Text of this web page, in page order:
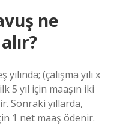
ne
(çalışma yılı x
5 yıl için maaşın iki
Sonraki yıllarda,
1 net maaş ödenir.